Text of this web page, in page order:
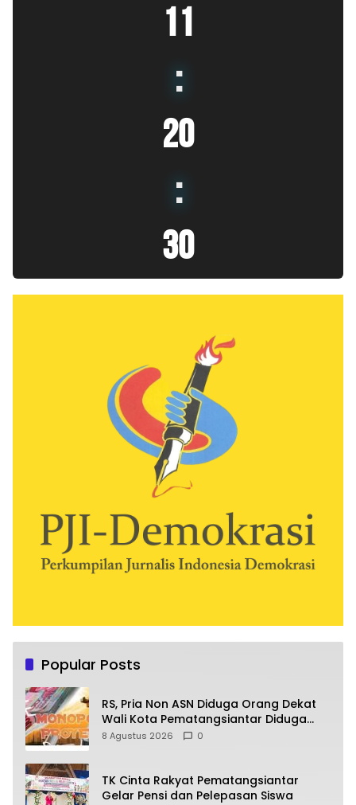
11
:
20
:
31
Popular Posts
RS, Pria Non ASN Diduga Orang Dekat
Wali Kota Pematangsiantar Diduga
Bagi Bagi Proyek ke Kontraktor
8 Agustus 2026 0
TK Cinta Rakyat Pematangsiantar
Gelar Pensi dan Pelepasan Siswa